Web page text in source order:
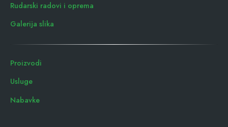
Rudarski radovi i oprema
Galerija slika
Proizvodi
Usluge
Nabavke